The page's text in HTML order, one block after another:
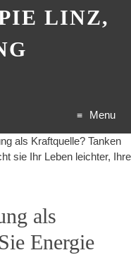
LINZ,
Menu
Skip
als Kraftquelle? Tanken
sie Ihr Leben leichter, Ihre
als
Energie